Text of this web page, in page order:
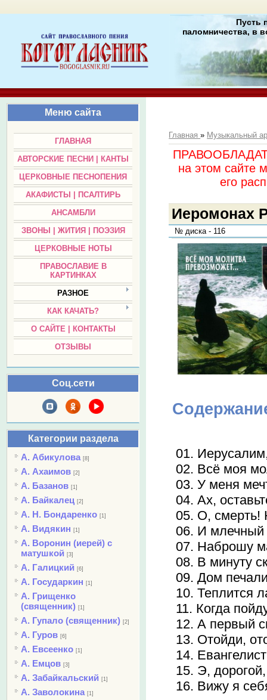
Пусть
паломничества, в
Меню сайта
ГЛАВНАЯ
АВТОРСКИЕ ПЕСНИ | КАНТЫ
ЦЕРКОВНЫЕ ПЕСНОПЕНИЯ
АКАФИСТЫ | ПСАЛТИРЬ
АНСАМБЛИ
ЗВОНЫ | ЖИТИЯ | ПОЭЗИЯ
ЦЕРКОВНЫЕ НОТЫ
ПРАВОСЛАВИЕ В
КАРТИНКАХ
РАЗНОЕ
КАК КАЧАТЬ?
О САЙТЕ | КОНТАКТЫ
ОТЗЫВЫ
Соц.сети
Категории раздела
А. Абикулова [8]
А. Ахаимов [2]
А. Базанов [1]
А. Байкалец [2]
А. Н. Бондаренко [1]
А. Видякин [1]
А. Воронин (иерей) с
матушкой [3]
А. Галицкий [6]
А. Государкин [1]
А. Грищенко
(священник) [1]
А. Гупало (священник) [2]
А. Гуров [6]
А. Евсеенко [1]
А. Емцов [3]
А. Забайкальский [1]
А. Заволокина [1]
Главная» Музыкальный
на этом сайте
его
Иеромонах
№ диска - 116
01.
02. Всё моя
03. У меня
04. Ах,
05. О, смерть!
06. И млечный
07. Наброшу
08. В минуту
09. Дом
10. Теплится
11. Когда
12. А первый
13. Отойди,
14.
15. Э,
16. Вижу я